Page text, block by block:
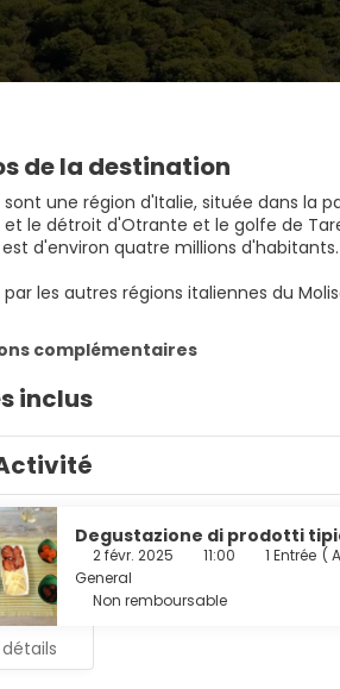
de la destination
sont une région d'Italie, située dans la
le détroit d'Otrante et le golfe de
d'environ quatre millions d'habitants.
les autres régions italiennes du
complémentaires
inclus
Degustazione di prodotti
2 févr. 2025 11:00 1 Entrée (
General
Non remboursable